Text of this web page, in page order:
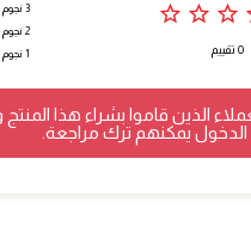
star_outline
star_outline
star_outline
0 تقييم
3 نجوم
2 نجوم
1 نجوم
الذين قاموا بشراء هذا المنتج
يمكنهم ترك مراجعة.